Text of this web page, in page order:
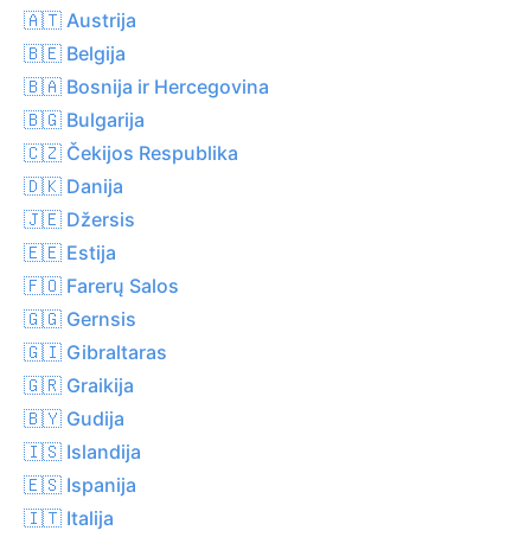
🇦🇹 Austrija
🇧🇪 Belgija
🇧🇦 Bosnija ir Hercegovina
🇧🇬 Bulgarija
🇨🇿 Čekijos Respublika
🇩🇰 Danija
🇯🇪 Džersis
🇪🇪 Estija
🇫🇴 Farerų Salos
🇬🇬 Gernsis
🇬🇮 Gibraltaras
🇬🇷 Graikija
🇧🇾 Gudija
🇮🇸 Islandija
🇪🇸 Ispanija
🇮🇹 Italija